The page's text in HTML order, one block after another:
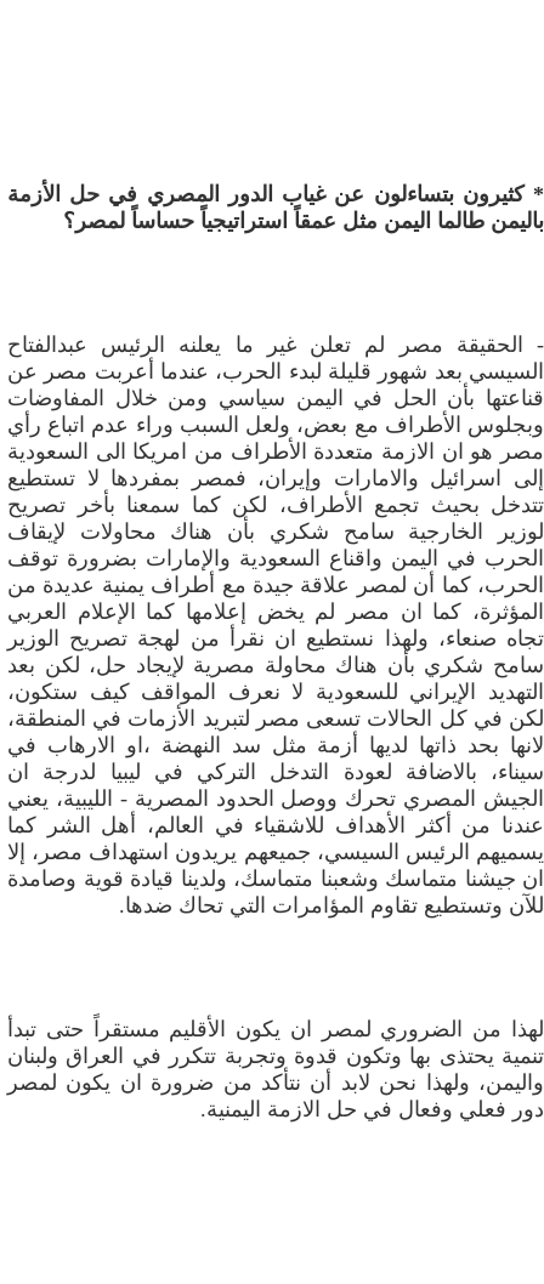
* كثيرون بتساءلون عن غياب الدور المصري في حل الأزمة
باليمن طالما اليمن مثل عمقاً استراتيجياً حساساً لمصر؟
- الحقيقة مصر لم تعلن غير ما يعلنه الرئيس عبدالفتاح
السيسي بعد شهور قليلة لبدء الحرب، عندما أعربت مصر عن
قناعتها بأن الحل في اليمن سياسي ومن خلال المفاوضات
وبجلوس الأطراف مع بعض، ولعل السبب وراء عدم اتباع رأي
مصر هو ان الازمة متعددة الأطراف من امريكا الى السعودية
إلى اسرائيل والامارات وإيران، فمصر بمفردها لا تستطيع
تتدخل بحيث تجمع الأطراف، لكن كما سمعنا بأخر تصريح
لوزير الخارجية سامح شكري بأن هناك محاولات لإيقاف
الحرب في اليمن واقناع السعودية والإمارات بضرورة توقف
الحرب، كما أن لمصر علاقة جيدة مع أطراف يمنية عديدة من
المؤثرة، كما ان مصر لم يخض إعلامها كما الإعلام العربي
تجاه صنعاء، ولهذا نستطيع ان نقرأ من لهجة تصريح الوزير
سامح شكري بأن هناك محاولة مصرية لإيجاد حل، لكن بعد
التهديد الإيراني للسعودية لا نعرف المواقف كيف ستكون،
لكن في كل الحالات تسعى مصر لتبريد الأزمات في المنطقة،
لانها بحد ذاتها لديها أزمة مثل سد النهضة ،او الارهاب في
سيناء، بالاضافة لعودة التدخل التركي في ليبيا لدرجة ان
الجيش المصري تحرك ووصل الحدود المصرية - الليبية، يعني
عندنا من أكثر الأهداف للاشقياء في العالم، أهل الشر كما
يسميهم الرئيس السيسي، جميعهم يريدون استهداف مصر، إلا
ان جيشنا متماسك وشعبنا متماسك، ولدينا قيادة قوية وصامدة
للآن وتستطيع تقاوم المؤامرات التي تحاك ضدها.
لهذا من الضروري لمصر ان يكون الأقليم مستقراً حتى تبدأ
تنمية يحتذى بها وتكون قدوة وتجربة تتكرر في العراق ولبنان
واليمن، ولهذا نحن لابد أن نتأكد من ضرورة ان يكون لمصر
دور فعلي وفعال في حل الازمة اليمنية.